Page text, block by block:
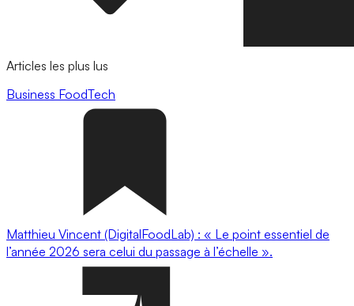
Articles les plus lus
Business FoodTech
Matthieu Vincent (DigitalFoodLab) : « Le point essentiel de
l’année 2026 sera celui du passage à l’échelle ».